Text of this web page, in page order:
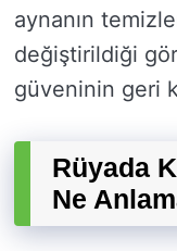
aynanın
değiştirildiği
güveninin geri
Rüyada
Ne